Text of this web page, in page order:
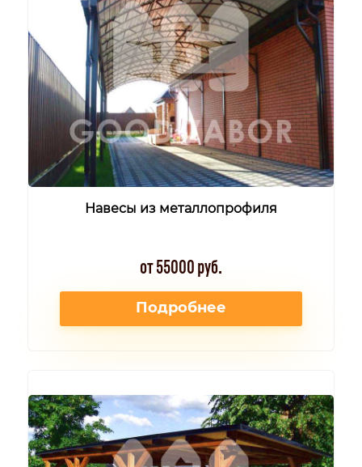
Навесы из металлопрофиля
от 55000 руб.
Подробнее